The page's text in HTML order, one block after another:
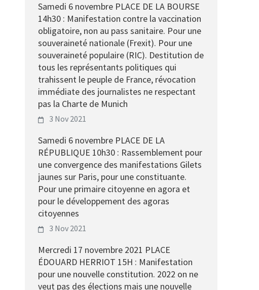
Samedi 6 novembre PLACE DE LA BOURSE
14h30 : Manifestation contre la vaccination
obligatoire, non au pass sanitaire. Pour une
souveraineté nationale (Frexit). Pour une
souveraineté populaire (RIC). Destitution de
tous les représentants politiques qui
trahissent le peuple de France, révocation
immédiate des journalistes ne respectant
pas la Charte de Munich
3 Nov 2021
Samedi 6 novembre PLACE DE LA
RÉPUBLIQUE 10h30 : Rassemblement pour
une convergence des manifestations Gilets
jaunes sur Paris, pour une constituante.
Pour une primaire citoyenne en agora et
pour le développement des agoras
citoyennes
3 Nov 2021
Mercredi 17 novembre 2021 PLACE
ÉDOUARD HERRIOT 15H : Manifestation
pour une nouvelle constitution. 2022 on ne
veut pas des élections mais une nouvelle